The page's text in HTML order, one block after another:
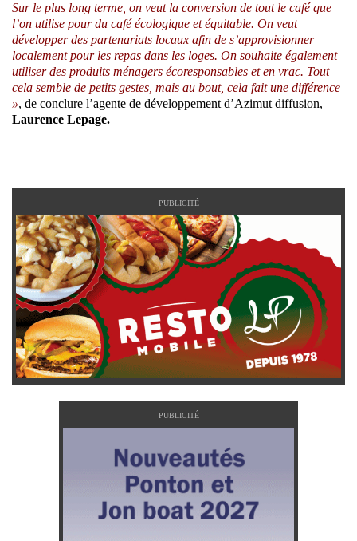
Sur le plus long terme, on veut la conversion de tout le café que
l’on utilise pour du café écologique et équitable. On veut
développer des partenariats locaux afin de s’approvisionner
localement pour les repas dans les loges. On souhaite également
utiliser des produits ménagers écoresponsables et en vrac. Tout
cela semble de petits gestes, mais au bout, cela fait une différence
», de conclure l’agente de développement d’Azimut diffusion,
Laurence Lepage.
PUBLICITÉ
PUBLICITÉ